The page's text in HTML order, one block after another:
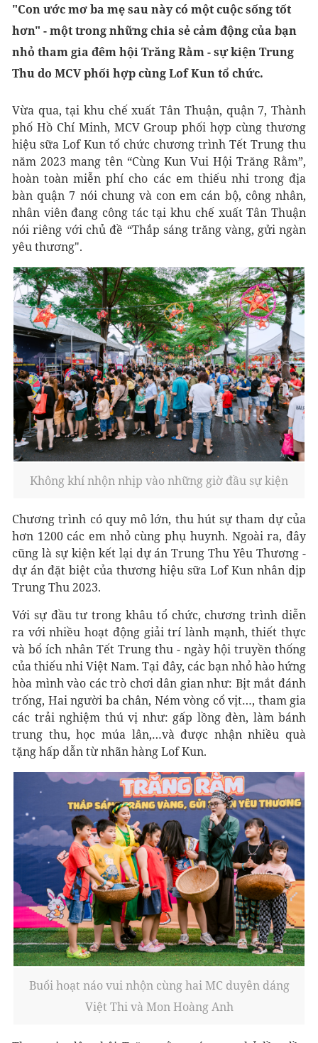
"Con ước mơ ba mẹ sau này có một cuộc sống tốt
hơn" - một trong những chia sẻ cảm động của bạn
nhỏ tham gia đêm hội Trăng Rằm - sự kiện Trung
Thu do MCV phối hợp cùng Lof Kun tổ chức.
Vừa qua, tại khu chế xuất Tân Thuận, quận 7, Thành
phố Hồ Chí Minh, MCV Group phối hợp cùng thương
hiệu sữa Lof Kun tổ chức chương trình Tết Trung thu
năm 2023 mang tên “Cùng Kun Vui Hội Trăng Rằm”,
hoàn toàn miễn phí cho các em thiếu nhi trong địa
bàn quận 7 nói chung và con em cán bộ, công nhân,
nhân viên đang công tác tại khu chế xuất Tân Thuận
nói riêng với chủ đề “Thắp sáng trăng vàng, gửi ngàn
yêu thương".
Không khí nhộn nhịp vào những giờ đầu sự kiện
Chương trình có quy mô lớn, thu hút sự tham dự của
hơn 1200 các em nhỏ cùng phụ huynh. Ngoài ra, đây
cũng là sự kiện kết lại dự án Trung Thu Yêu Thương -
dự án đặt biệt của thương hiệu sữa Lof Kun nhân dịp
Trung Thu 2023.
Với sự đầu tư trong khâu tổ chức, chương trình diễn
ra với nhiều hoạt động giải trí lành mạnh, thiết thực
và bổ ích nhân Tết Trung thu - ngày hội truyền thống
của thiếu nhi Việt Nam. Tại đây, các bạn nhỏ hào hứng
hòa mình vào các trò chơi dân gian như: Bịt mắt đánh
trống, Hai người ba chân, Ném vòng cổ vịt…, tham gia
các trải nghiệm thú vị như: gấp lồng đèn, làm bánh
trung thu, học múa lân,…và được nhận nhiều quà
tặng hấp dẫn từ nhãn hàng Lof Kun.
Buổi hoạt náo vui nhộn cùng hai MC duyên dáng
Việt Thi và Mon Hoàng Anh